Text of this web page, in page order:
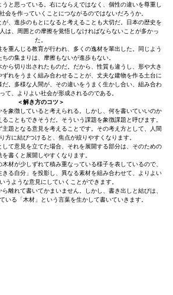
と思っている。右にならえではなく、個性の違いを尊重し
会を作っていくことにつながるのではないだろうか。
が、進歩のもとになると考えることも大切だ。日本の歴史を
は、周囲との摩擦を覚悟しなければならないことが多かっ
た。
重んじる教育が行われ、多くの逸材を輩出した。同じよう
ちの集まりは、摩擦もないが進歩もない。
ら切り出されたものだ。だから、性質も違うし、形や大き
れをうまく組み合わせることが、丈夫な建物を作る土台に
。多様な人間が、その違いをうまく生かし合い、組み合わ
て、よりよい社会が形成されるのである。
＜解き方のコツ＞
象徴していると考えられる。しかし、何を書いていいのか
こともできそうだ。そういう課題を象徴課題と呼びます。
題となる意見を考えることです。その考え方として、人間
方に結びつけると、焦点が絞りやすくなります。
して意見を立てた場合、それを展開する部分は、そのための
を書くと展開しやすくなります。
材が少しずれて積み重なっている様子を表しているので、
きる自分」を投影し、異なる素材を組み合わせて、よりよい
うような意見にしていくことができます。
離れて書いてかまいません。しかし、書き出しと結びは、
いる「木材」という言葉を生かして書いていきます。